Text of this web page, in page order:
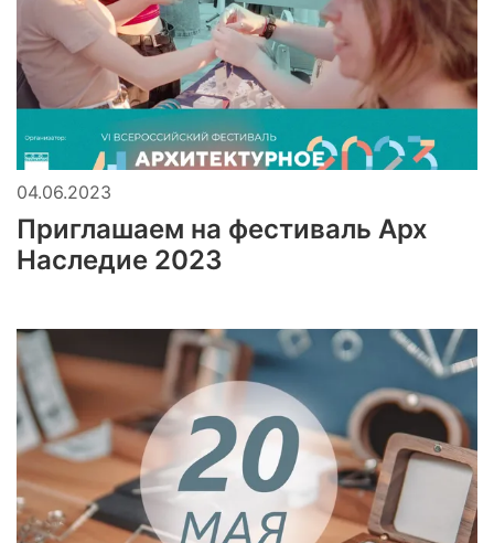
04.06.2023
Приглашаем на фестиваль Арх
Наследие 2023